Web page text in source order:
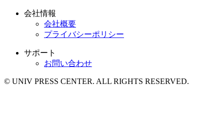
会社情報
会社概要
プライバシーポリシー
サポート
お問い合わせ
© UNIV PRESS CENTER. ALL RIGHTS RESERVED.